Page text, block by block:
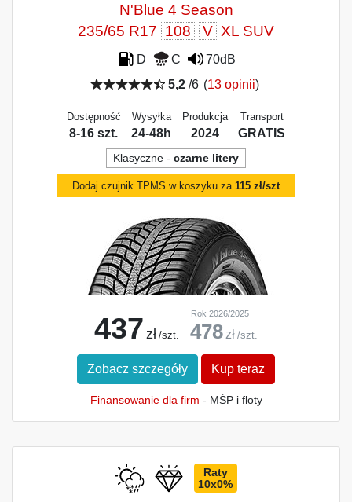
N'Blue 4 Season
235/65 R17 108 V XL SUV
D C
70dB
5,2/6 (13 opinii)
Dostępność
8-16 szt.
Wysyłka
24-48h
Produkcja
2024
Transport
GRATIS
Klasyczne - czarne litery
Dodaj czujnik TPMS w koszyku za 115 zł/szt
437 zł /szt.
Rok 2026/2025
478 zł /szt.
Zobacz szczegóły Kup teraz
Finansowanie dla firm - MŚP i floty
Raty
10x0%